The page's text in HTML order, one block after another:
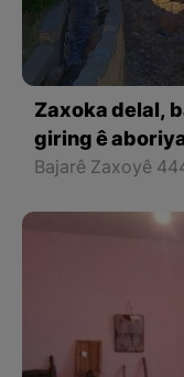
Zaxoka delal,
giring ê